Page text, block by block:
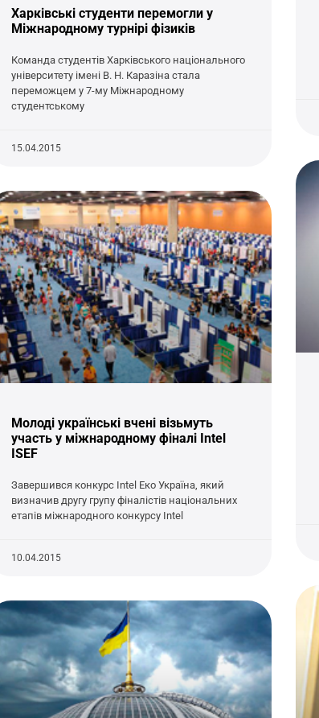
Харківські студенти перемогли у
Міжнародному турнірі фізиків
Команда студентів Харківського національного
університету імені В. Н. Каразіна стала
переможцем у 7-му Міжнародному
студентському
15.04.2015
Молоді українські вчені візьмуть
участь у міжнародному фіналі Intel
ISEF
Завершився конкурс Intel Еко Україна, який
визначив другу групу фіналістів національних
етапів міжнародного конкурсу Intel
10.04.2015